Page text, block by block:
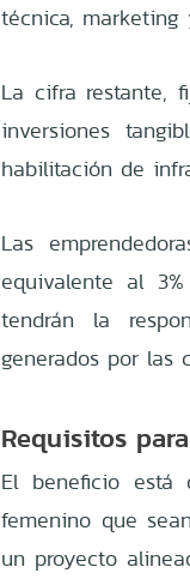
técnica,
La cifra restante,
inversiones
habilitación de
Las
equivalente al
tendrán la
generados por las
Requisitos
El beneficio está
femenino que
un proyecto